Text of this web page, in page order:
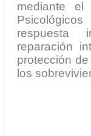
mediante el
respuesta
reparación
protección
los